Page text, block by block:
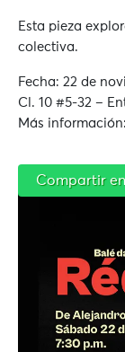
Esta pieza
colectiva.
Fecha: 22 de
Cl. 10 #5-32 –
Más información:
Compartir